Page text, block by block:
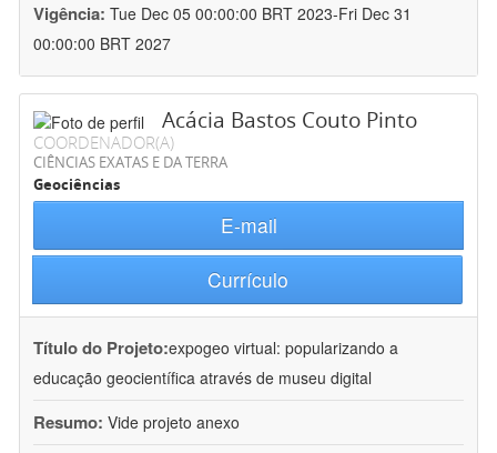
Vigência: Tue Dec 05 00:00:00 BRT 2023-Fri Dec 31
00:00:00 BRT 2027
Acácia Bastos Couto Pinto
COORDENADOR(A)
CIÊNCIAS EXATAS E DA TERRA
Geociências
E-mail
Currículo
Título do Projeto:expogeo virtual: popularizando a
educação geocientífica através de museu digital
Resumo: Vide projeto anexo